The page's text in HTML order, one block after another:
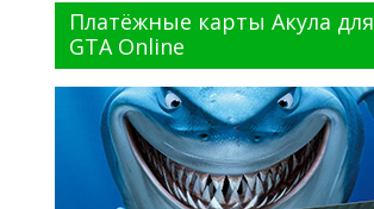
Платёжные карты Акула для
GTA Online